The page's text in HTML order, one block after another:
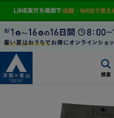
検索